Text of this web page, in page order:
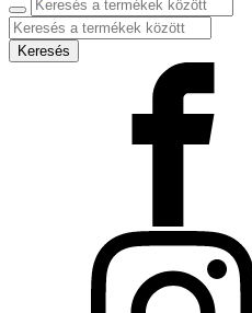
Products
search
Keresés